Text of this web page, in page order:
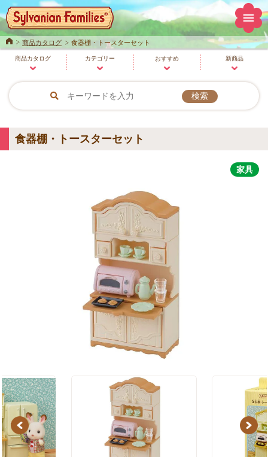
Home商品カタログ 食器棚・トースターセット
新商品
おすすめ
カテゴリー
商品カタログ
食器棚・トースターセット
家具
Previous Next